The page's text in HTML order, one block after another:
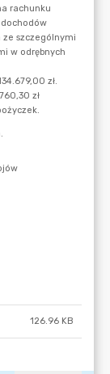
126.96 KB